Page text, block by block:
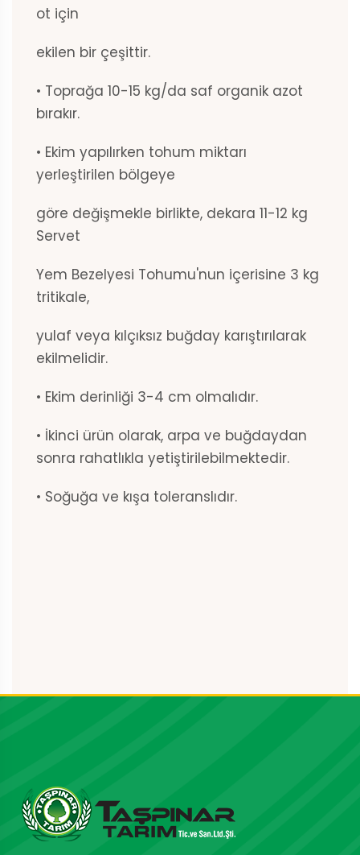
ot için
ekilen bir çeşittir.
• Toprağa 10-15 kg/da saf organik azot
bırakır.
• Ekim yapılırken tohum miktarı
yerleştirilen bölgeye
göre değişmekle birlikte, dekara 11-12 kg
Servet
Yem Bezelyesi Tohumu'nun içerisine 3 kg
tritikale,
yulaf veya kılçıksız buğday karıştırılarak
ekilmelidir.
• Ekim derinliği 3-4 cm olmalıdır.
• İkinci ürün olarak, arpa ve buğdaydan
sonra rahatlıkla yetiştirilebilmektedir.
• Soğuğa ve kışa toleranslıdır.